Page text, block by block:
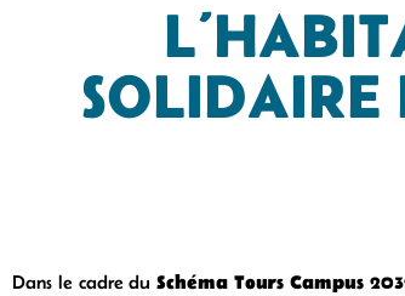
SOLIDAIRE
Dans le cadre duSchéma Tours Campus